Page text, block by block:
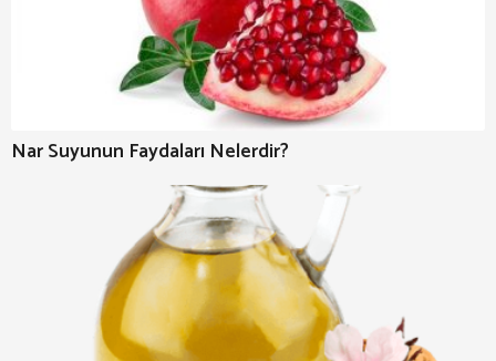
Nar Suyunun Faydaları Nelerdir?